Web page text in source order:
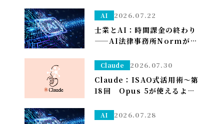
任、社長がコードを書く
AI 2026.07.22
士業とAI：時間課金の終わり
——AI法律事務所Normがユ
ぐ」への転換
Claude 2026.07.30
Claude：ISAO式活用術～第
18回 Opus 5が使えるよう
ので改めて使い分けを考え直
AI 2026.07.28